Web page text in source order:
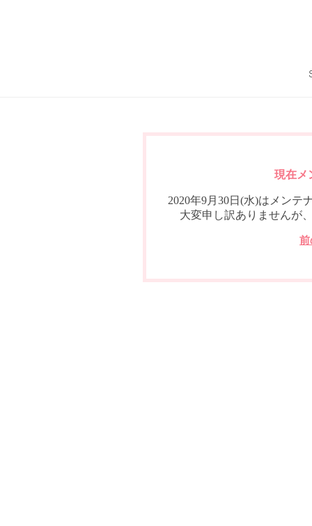
現在メ
2020年9月30日(水)はメンテ
大変申し訳ありませんが
前